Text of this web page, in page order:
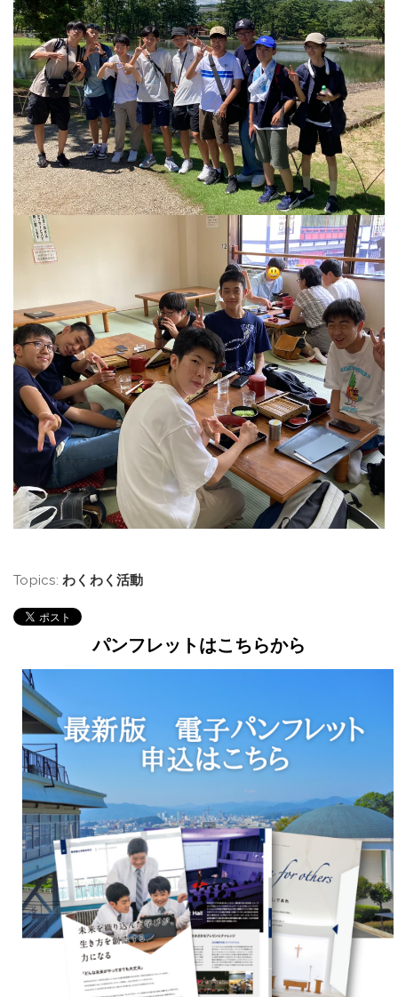
Topics: わくわく活動
パンフレットはこちらから